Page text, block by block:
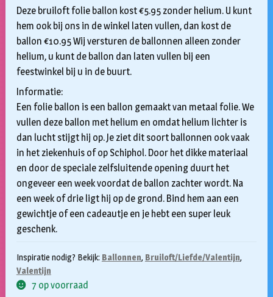
Deze bruiloft folie ballon kost €5.95 zonder helium. U kunt
hem ook bij ons in de winkel laten vullen, dan kost de
ballon €10.95 Wij versturen de ballonnen alleen zonder
helium, u kunt de ballon dan laten vullen bij een
feestwinkel bij u in de buurt.
Informatie:
Een folie ballon is een ballon gemaakt van metaal folie. We
vullen deze ballon met helium en omdat helium lichter is
dan lucht stijgt hij op. Je ziet dit soort ballonnen ook vaak
in het ziekenhuis of op Schiphol. Door het dikke materiaal
en door de speciale zelfsluitende opening duurt het
ongeveer een week voordat de ballon zachter wordt. Na
een week of drie ligt hij op de grond. Bind hem aan een
gewichtje of een cadeautje en je hebt een super leuk
geschenk.
Inspiratie nodig? Bekijk: Ballonnen, Bruiloft/Liefde/Valentijn,
Valentijn
7 op voorraad